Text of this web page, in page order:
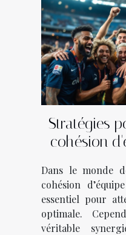
Stratégies
cohésion
Dans le monde
cohésion
essentiel pour
optimale.
véritable